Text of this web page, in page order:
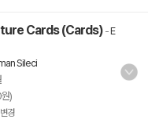
Cards (Cards) -E
Sileci
)
변경